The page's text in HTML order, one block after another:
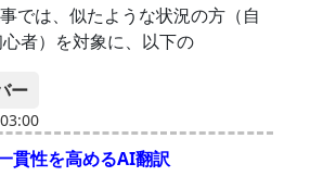
では、似たような状況の方（自
者）を対象に、以下の
ー
貫性を高めるAI翻訳